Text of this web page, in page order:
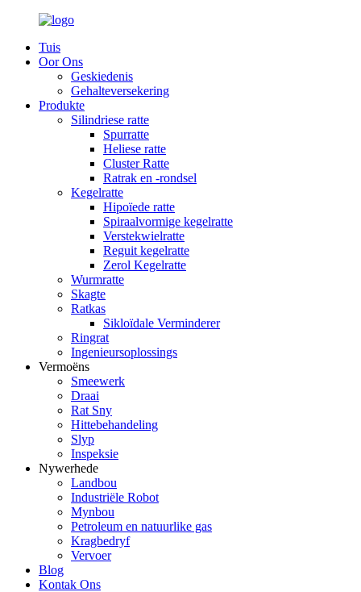
Tuis
Oor Ons
Geskiedenis
Gehalteversekering
Produkte
Silindriese ratte
Spurratte
Heliese ratte
Cluster Ratte
Ratrak en -rondsel
Kegelratte
Hipoïede ratte
Spiraalvormige kegelratte
Verstekwielratte
Reguit kegelratte
Zerol Kegelratte
Wurmratte
Skagte
Ratkas
Sikloïdale Verminderer
Ringrat
Ingenieursoplossings
Vermoëns
Smeewerk
Draai
Rat Sny
Hittebehandeling
Slyp
Inspeksie
Nywerhede
Landbou
Industriële Robot
Mynbou
Petroleum en natuurlike gas
Kragbedryf
Vervoer
Blog
Kontak Ons